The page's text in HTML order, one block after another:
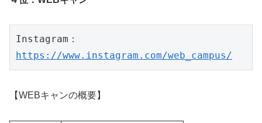
Instagram：
https://www.instagram.com/web_campus/
【WEBキャンの概要】